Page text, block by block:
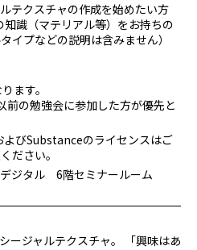
スケジュール
その他
facebookyoutube
テクスチャの作成を始めたい方
知識（マテリアル等）をお持ちの
イプなどの説明は含みません）
ます。
の勉強会に参加した方が優先と
よびSubstanceのライセンスはご
ださい。
ジタル 6階セミナールーム
ージャルテクスチャ。 「興味はあ